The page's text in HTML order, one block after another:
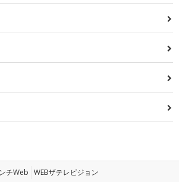
チWeb WEBザテレビジョン